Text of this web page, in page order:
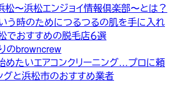
松〜浜松エンジョイ情報倶楽部〜とは？
う時のためにつるつるの肌を手に入れ
でおすすめの脱毛店６選
のbrowncrew
めたいエアコンクリーニング…プロに頼
グと浜松市のおすすめ業者